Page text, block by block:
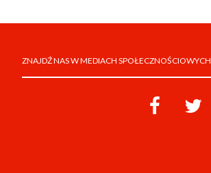
ZNAJDŹ NAS W MEDIACH SPOŁECZNOŚCIOWYCH